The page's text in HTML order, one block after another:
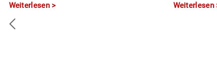
Weiterlesen Weiterlesen